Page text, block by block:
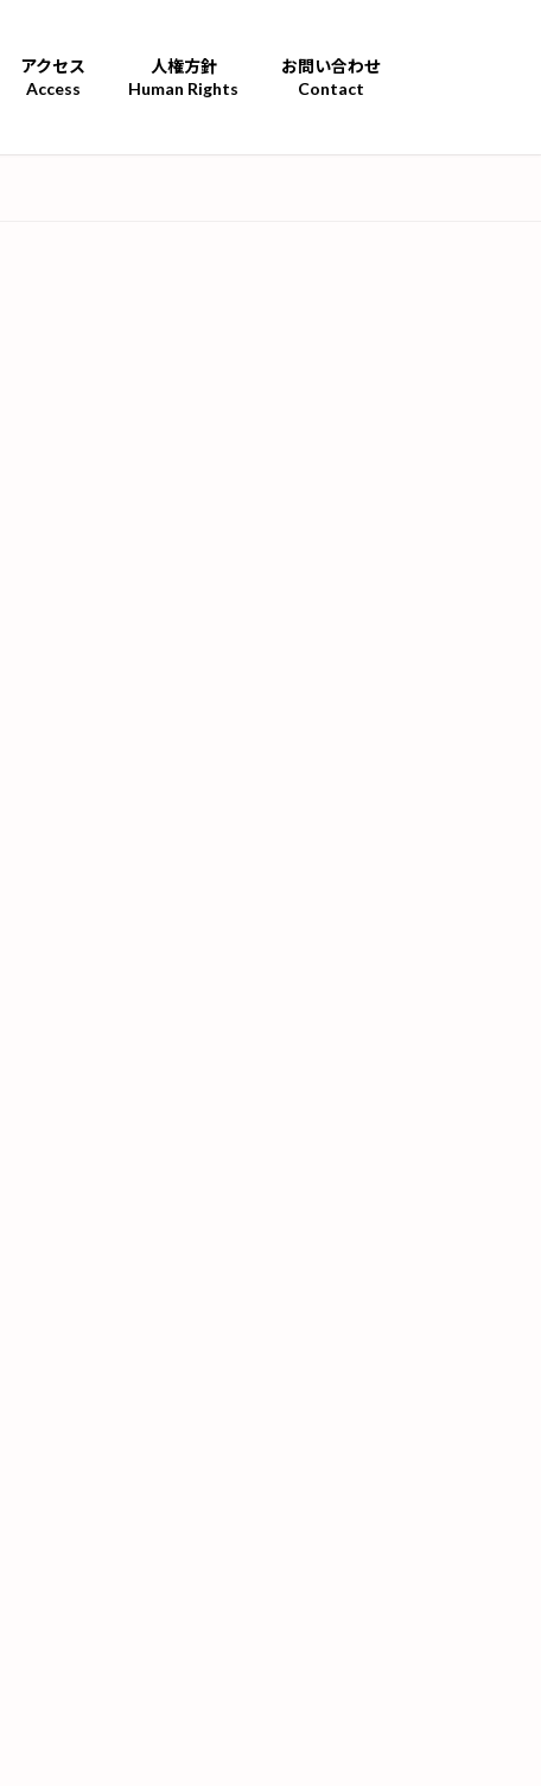
アクセス
Access
人権方針
Human Rights
お問い合わせ
Contact